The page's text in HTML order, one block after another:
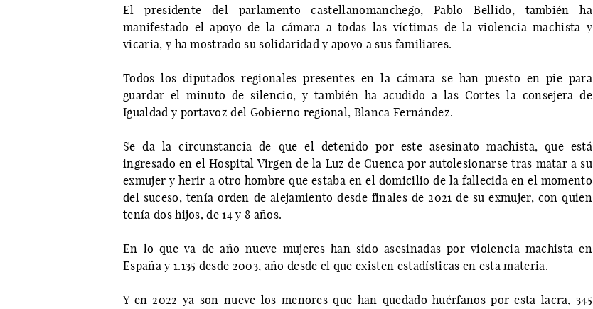
El presidente del parlamento castellanomanchego, Pablo Bellido, también ha
manifestado el apoyo de la cámara a todas las víctimas de la violencia machista y
vicaria, y ha mostrado su solidaridad y apoyo a sus familiares.
Todos los diputados regionales presentes en la cámara se han puesto en pie para
guardar el minuto de silencio, y también ha acudido a las Cortes la consejera de
Igualdad y portavoz del Gobierno regional, Blanca Fernández.
Se da la circunstancia de que el detenido por este asesinato machista, que está
ingresado en el Hospital Virgen de la Luz de Cuenca por autolesionarse tras matar a su
exmujer y herir a otro hombre que estaba en el domicilio de la fallecida en el momento
del suceso, tenía orden de alejamiento desde finales de 2021 de su exmujer, con quien
tenía dos hijos, de 14 y 8 años.
En lo que va de año nueve mujeres han sido asesinadas por violencia machista en
España y 1.135 desde 2003, año desde el que existen estadísticas en esta materia.
Y en 2022 ya son nueve los menores que han quedado huérfanos por esta lacra, 345